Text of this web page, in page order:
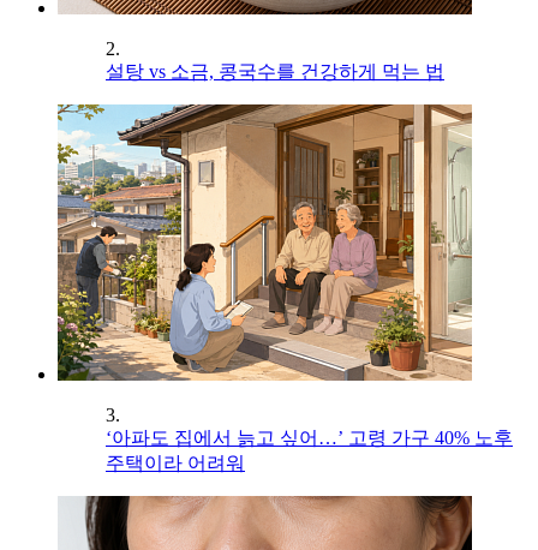
2.
설탕 vs 소금, 콩국수를 건강하게 먹는 법
3.
‘아파도 집에서 늙고 싶어…’ 고령 가구 40% 노후
주택이라 어려워